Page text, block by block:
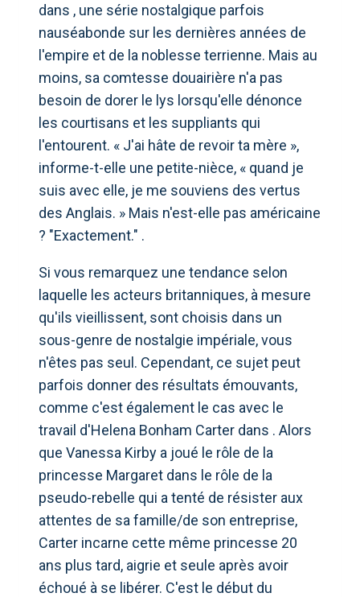
dans , une série nostalgique parfois
nauséabonde sur les dernières années de
l'empire et de la noblesse terrienne. Mais au
moins, sa comtesse douairière n'a pas
besoin de dorer le lys lorsqu'elle dénonce
les courtisans et les suppliants qui
l'entourent. « J'ai hâte de revoir ta mère »,
informe-t-elle une petite-nièce, « quand je
suis avec elle, je me souviens des vertus
des Anglais. » Mais n'est-elle pas américaine
? "Exactement." .
Si vous remarquez une tendance selon
laquelle les acteurs britanniques, à mesure
qu'ils vieillissent, sont choisis dans un
sous-genre de nostalgie impériale, vous
n'êtes pas seul. Cependant, ce sujet peut
parfois donner des résultats émouvants,
comme c'est également le cas avec le
travail d'Helena Bonham Carter dans . Alors
que Vanessa Kirby a joué le rôle de la
princesse Margaret dans le rôle de la
pseudo-rebelle qui a tenté de résister aux
attentes de sa famille/de son entreprise,
Carter incarne cette même princesse 20
ans plus tard, aigrie et seule après avoir
échoué à se libérer. C'est le début du